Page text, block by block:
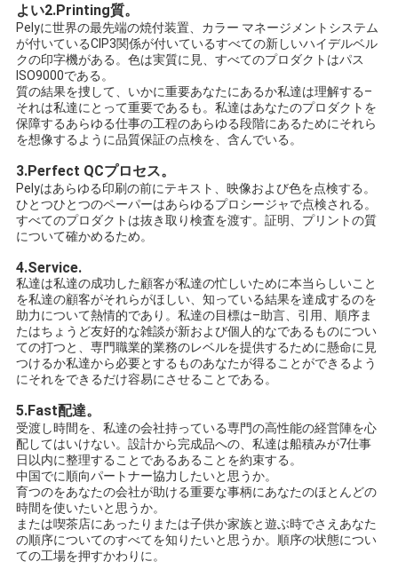
よい2.Printing質。
Pelyに世界の最先端の焼付装置、カラー マネージメントシステム
が付いているCIP3関係が付いているすべての新しいハイデルベル
クの印字機がある。色は実質に見、すべてのプロダクトはパス
ISO9000である。
質の結果を捜して、いかに重要あなたにあるか私達は理解する–
それは私達にとって重要であるも。私達はあなたのプロダクトを
保障するあらゆる仕事の工程のあらゆる段階にあるためにそれら
を想像するように品質保証の点検を、含んでいる。
3.Perfect QCプロセス。
Pelyはあらゆる印刷の前にテキスト、映像および色を点検する。
ひとつひとつのペーパーはあらゆるプロシージャで点検される。
すべてのプロダクトは抜き取り検査を渡す。証明、プリントの質
について確かめるため。
4.Service.
私達は私達の成功した顧客が私達の忙しいために本当らしいこと
を私達の顧客がそれらがほしい、知っている結果を達成するのを
助力について熱情的であり。私達の目標は–助言、引用、順序ま
たはちょうど友好的な雑談が新および個人的なであるものについ
ての打つと、専門職業的業務のレベルを提供するために懸命に見
つけるか私達から必要とするものあなたが得ることができるよう
にそれをできるだけ容易にさせることである。
5.Fast配達。
受渡し時間を、私達の会社持っている専門の高性能の経営陣を心
配してはいけない。設計から完成品への、私達は船積みが7仕事
日以内に整理することであるあることを約束する。
中国でに順向パートナー協力したいと思うか。
育つのをあなたの会社が助ける重要な事柄にあなたのほとんどの
時間を使いたいと思うか。
または喫茶店にあったりまたは子供か家族と遊ぶ時でさえあなた
の順序についてのすべてを知りたいと思うか。順序の状態につい
ての工場を押すかわりに。